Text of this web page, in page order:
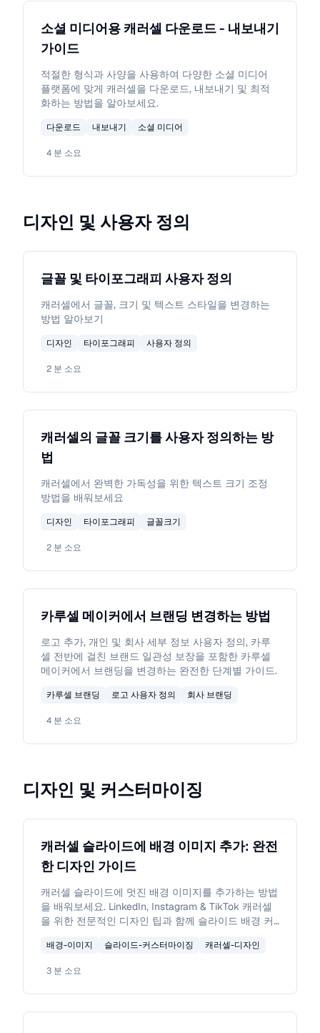
소셜 미디어용 캐러셀 다운로드 - 내보내기
가이드
적절한 형식과 사양을 사용하여 다양한 소셜 미디어
플랫폼에 맞게 캐러셀을 다운로드, 내보내기 및 최적
화하는 방법을 알아보세요.
다운로드 내보내기 소셜 미디어
4 분 소요
디자인 및 사용자 정의
글꼴 및 타이포그래피 사용자 정의
캐러셀에서 글꼴, 크기 및 텍스트 스타일을 변경하는
방법 알아보기
디자인 타이포그래피 사용자 정의
2 분 소요
캐러셀의 글꼴 크기를 사용자 정의하는 방
법
캐러셀에서 완벽한 가독성을 위한 텍스트 크기 조정
방법을 배워보세요
디자인 타이포그래피 글꼴크기
2 분 소요
카루셀 메이커에서 브랜딩 변경하는 방법
로고 추가, 개인 및 회사 세부 정보 사용자 정의, 카루
셀 전반에 걸친 브랜드 일관성 보장을 포함한 카루셀
메이커에서 브랜딩을 변경하는 완전한 단계별 가이드.
카루셀 브랜딩 로고 사용자 정의 회사 브랜딩
4 분 소요
디자인 및 커스터마이징
캐러셀 슬라이드에 배경 이미지 추가: 완전
한 디자인 가이드
캐러셀 슬라이드에 멋진 배경 이미지를 추가하는 방법
을 배워보세요. LinkedIn, Instagram & TikTok 캐러셀
을 위한 전문적인 디자인 팁과 함께 슬라이드 배경 커
배경-이미지 슬라이드-커스터마이징 캐러셀-디자인
3 분 소요